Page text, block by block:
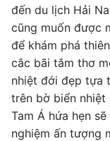
đến du lịch Hải
cũng muốn được
để khám phá
câc bãi tắm thơ
nhiệt đới đẹp tựa
trên bờ biển
Tam Á hứa hẹn
nghiệm ấn tượng